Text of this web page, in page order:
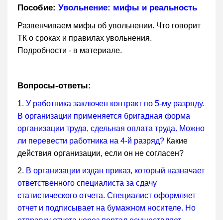
Пособие: Увольнение: мифы и реальность
Развенчиваем мифы об увольнении. Что говорит
ТК о сроках и правилах увольнения.
Подробности - в материале.
Вопросы-ответы:
1. У работника заключен контракт по 5-му разряду.
В организации применяется бригадная форма
организации труда, сдельная оплата труда. Можно
ли перевести работника на 4-й разряд? Какие
действия организации, если он не согласен?
2. В организации издан приказ, который назначает
ответственного специалиста за сдачу
статистического отчета. Специалист оформляет
отчет и подписывает на бумажном носителе. Но